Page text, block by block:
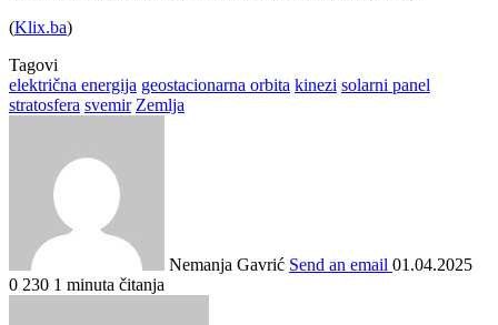
(Klix.ba)
Tagovi
električna energija geostacionarna orbita kinezi solarni panel
stratosfera svemir Zemlja
Nemanja Gavrić Send an email 01.04.2025
0 230 1 minuta čitanja